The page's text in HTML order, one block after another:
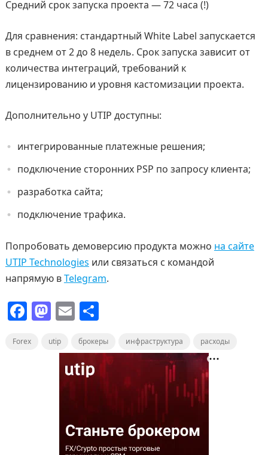
Средний срок запуска проекта — 72 часа (!)
Для сравнения: стандартный White Label запускается
в среднем от 2 до 8 недель. Срок запуска зависит от
количества интеграций, требований к
лицензированию и уровня кастомизации проекта.
Дополнительно у UTIP доступны:
интегрированные платежные решения;
подключение сторонних PSP по запросу клиента;
разработка сайта;
подключение трафика.
Попробовать демоверсию продукта можно на сайте
UTIP Technologies или связаться с командой
напрямую вTelegram.
F
c
M
st
d
E
ai
l
О
п
р
а
в
и
т
Forex utip брокеры инфраструктура расходы